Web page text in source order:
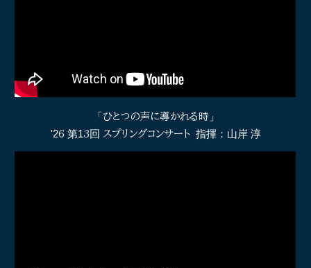
「 ひとつの声に導かれる時 」
'26 第13 回 スプリングコンサート指揮：山岸 淳